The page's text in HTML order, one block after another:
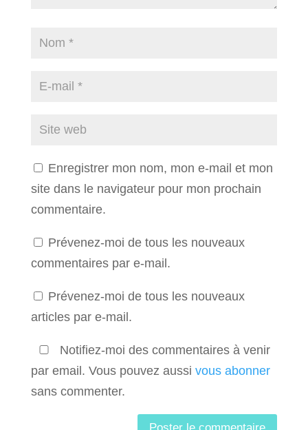
Enregistrer mon nom, mon e-mail et mon
site dans le navigateur pour mon prochain
commentaire.
Prévenez-moi de tous les nouveaux
commentaires par e-mail.
Prévenez-moi de tous les nouveaux
articles par e-mail.
Notifiez-moi des commentaires à venir
par email. Vous pouvez aussi vous abonner
sans commenter.